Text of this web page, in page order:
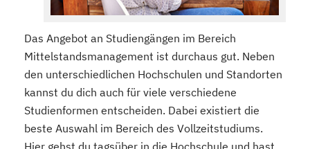
Das Angebot an Studiengängen im Bereich
Mittelstandsmanagement ist durchaus gut. Neben
den unterschiedlichen Hochschulen und Standorten
kannst du dich auch für viele verschiedene
Studienformen entscheiden. Dabei existiert die
beste Auswahl im Bereich des Vollzeitstudiums.
Hier gehst du tagsüber in die Hochschule und hast